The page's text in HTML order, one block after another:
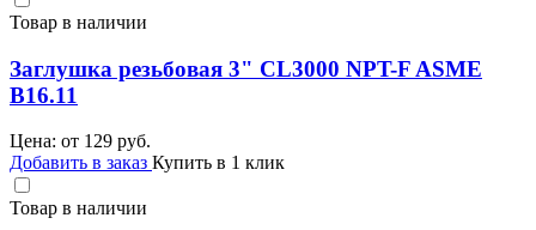
Товар в наличии
Заглушка резьбовая 3" CL3000 NPT-F ASME
B16.11
Цена: от 129 руб.
Добавить в заказ Купить в 1 клик
Товар в наличии